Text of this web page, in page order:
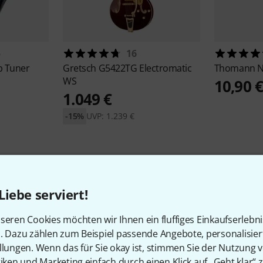
serviert!
Cookies möchten wir Ihnen ein fluffiges
Dazu zählen zum Beispiel passende Angebote,
Wenn das für Sie okay ist, stimmen Sie der Nutzung
Tuner
16
Gretsch G5422TG Electromatic
WS
1.049 €
UVP: 1.239 €
-15%
Thomann
10,90 €
192Kundenbewertungen